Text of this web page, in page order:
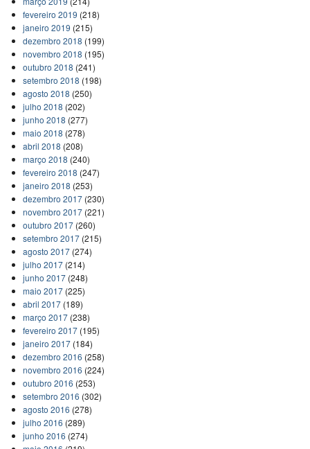
fevereiro 2019 (218)
janeiro 2019 (215)
dezembro 2018 (199)
novembro 2018 (195)
outubro 2018 (241)
setembro 2018 (198)
agosto 2018 (250)
julho 2018 (202)
junho 2018 (277)
maio 2018 (278)
abril 2018 (208)
março 2018 (240)
fevereiro 2018 (247)
janeiro 2018 (253)
dezembro 2017(230)
novembro 2017(221)
outubro 2017(260)
setembro 2017(215)
agosto 2017(274)
julho 2017(214)
junho 2017(248)
maio 2017(225)
abril 2017(189)
março 2017(238)
fevereiro 2017(195)
janeiro 2017(184)
dezembro 2016 (258)
novembro 2016 (224)
outubro 2016 (253)
setembro 2016 (302)
agosto 2016 (278)
julho 2016 (289)
junho 2016 (274)